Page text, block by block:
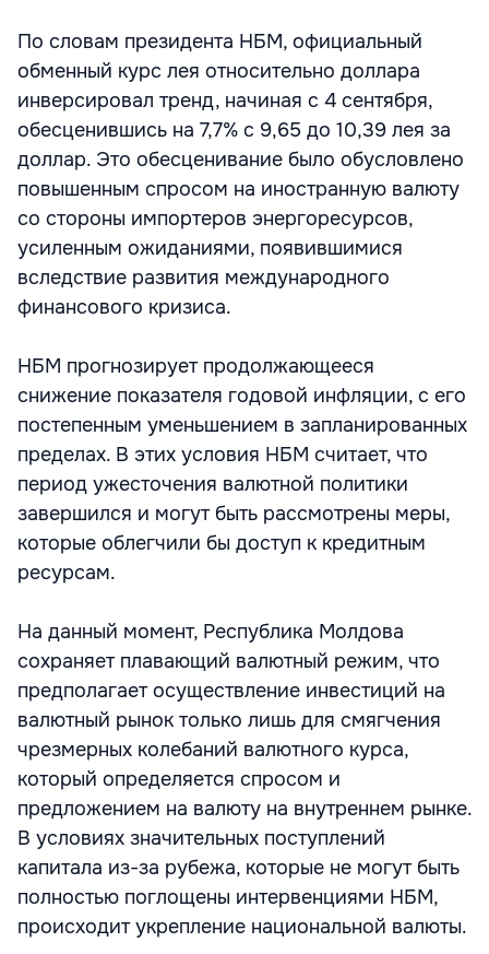
По словам президента НБМ, официальный
обменный курс лея относительно доллара
инверсировал тренд, начиная с 4 сентября,
обесценившись на 7,7% с 9,65 до 10,39 лея за
доллар. Это обесценивание было обусловлено
повышенным спросом на иностранную валюту
со стороны импортеров энергоресурсов,
усиленным ожиданиями, появившимися
вследствие развития международного
финансового кризиса.
НБМ прогнозирует продолжающееся
снижение показателя годовой инфляции, с его
постепенным уменьшением в запланированных
пределах. В этих условия НБМ считает, что
период ужесточения валютной политики
завершился и могут быть рассмотрены меры,
которые облегчили бы доступ к кредитным
ресурсам.
На данный момент, Республика Молдова
сохраняет плавающий валютный режим, что
предполагает осуществление инвестиций на
валютный рынок только лишь для смягчения
чрезмерных колебаний валютного курса,
который определяется спросом и
предложением на валюту на внутреннем рынке.
В условиях значительных поступлений
капитала из-за рубежа, которые не могут быть
полностью поглощены интервенциями НБМ,
происходит укрепление национальной валюты.